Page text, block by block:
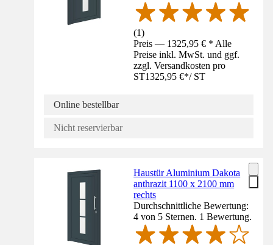
(1)
Preis — 1325,95 € * Alle
Preise inkl. MwSt. und ggf.
zzgl. Versandkosten pro
ST1325,95 €*/ ST
Online bestellbar
Nicht reservierbar
Haustür Aluminium Dakota
anthrazit 1100 x 2100 mm
rechts
Durchschnittliche Bewertung:
4 von 5 Sternen. 1 Bewertung.